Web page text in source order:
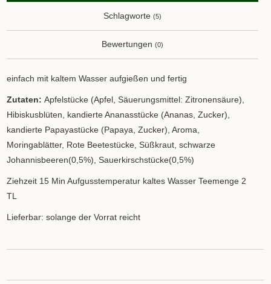
Schlagworte (5)
Bewertungen (0)
einfach mit kaltem Wasser aufgießen und fertig
Zutaten: Apfelstücke (Apfel, Säuerungsmittel: Zitronensäure),
Hibiskusblüten, kandierte Ananasstücke (Ananas, Zucker),
kandierte Papayastücke (Papaya, Zucker), Aroma,
Moringablätter, Rote Beetestücke, Süßkraut, schwarze
Johannisbeeren(0,5%), Sauerkirschstücke(0,5%)
Ziehzeit 15 Min Aufgusstemperatur kaltes Wasser Teemenge 2
TL
Lieferbar: solange der Vorrat reicht